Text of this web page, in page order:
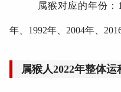
属猴对应的年份：
年、1992年、2004年、2016
属猴人2022年整体运